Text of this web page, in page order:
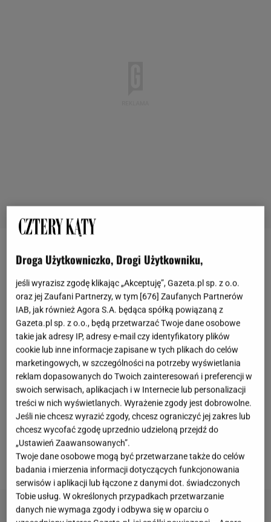
Dekoracyjne tekstylia
Ozdobne tekstylia do ogrodu i na balkon to nie tylko
praktyczne elementy, ale także doskonałe narzędzia
do tworzenia przytulnej atmosfery na świeżym
powietrzu. Poduszki, narzuty i dywany dodadzą
wyjątkowego uroku każdemu tarasowi czy
balkonowi. Wzorzyste tkaniny pomogą ci stworzyć
harmonijną i przytulną aranżację, która podkreśli
naturalny urok otaczającej zieleni. Dzięki nim
stworzysz swoją własną oazę relaksu i odpoczynku,
a każda chwila spędzona na świeżym powietrzu
będzie wyjątkowa.
Droga Użytkowniczko, Drogi Użytkowniku,
jeśli wyrazisz zgodę klikając „Akceptuję”, Gazeta.pl sp. z o.o.
oraz jej Zaufani Partnerzy, w tym [676] Zaufanych Partnerów
IAB, jak również Agora S.A. będąca spółką powiązaną z
Gazeta.pl sp. z o.o., będą przetwarzać Twoje dane osobowe
takie jak adresy IP, adresy e-mail czy identyfikatory plików
cookie lub inne informacje zapisane w tych plikach do celów
marketingowych, w szczególności na potrzeby wyświetlania
reklam dopasowanych do Twoich zainteresowań i preferencji w
swoich serwisach, aplikacjach i w Internecie lub personalizacji
treści w nich wyświetlanych. Wyrażenie zgody jest dobrowolne.
Jeśli nie chcesz wyrazić zgody, chcesz ograniczyć jej zakres lub
chcesz wycofać zgodę uprzednio udzieloną przejdź do
„Ustawień Zaawansowanych”.
Twoje dane osobowe mogą być przetwarzane także do celów
badania i mierzenia informacji dotyczących funkcjonowania
serwisów i aplikacji lub łączone z danymi dot. świadczonych
Tobie usług. W określonych przypadkach przetwarzanie
danych nie wymaga zgody i odbywa się w oparciu o